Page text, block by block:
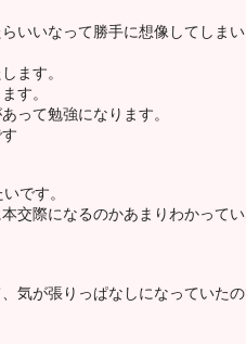
いいなって勝手に想像してしまい
ます。
す。
って勉強になります。
です。
交際になるのかあまりわかって
気が張りっぱなしになっていた